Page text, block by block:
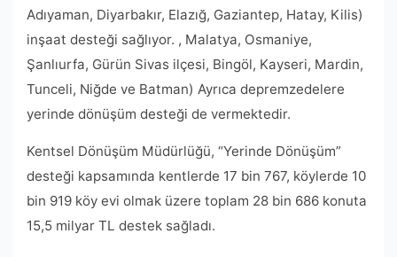
Adıyaman, Diyarbakır, Elazığ, Gaziantep, Hatay, Kilis)
inşaat desteği sağlıyor. , Malatya, Osmaniye,
Şanlıurfa, Gürün Sivas ilçesi, Bingöl, Kayseri, Mardin,
Tunceli, Niğde ve Batman) Ayrıca depremzedelere
yerinde dönüşüm desteği de vermektedir.
Kentsel Dönüşüm Müdürlüğü, “Yerinde Dönüşüm”
desteği kapsamında kentlerde 17 bin 767, köylerde 10
bin 919 köy evi olmak üzere toplam 28 bin 686 konuta
15,5 milyar TL destek sağladı.